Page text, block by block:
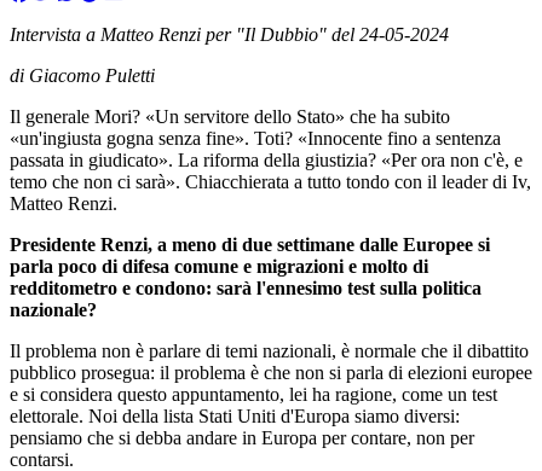
Intervista a Matteo Renzi per "Il Dubbio" del 24-05-2024
di Giacomo Puletti
Il generale Mori? «Un servitore dello Stato» che ha subito
«un'ingiusta gogna senza fine». Toti? «Innocente fino a sentenza
passata in giudicato». La riforma della giustizia? «Per ora non c'è, e
temo che non ci sarà». Chiacchierata a tutto tondo con il leader di Iv,
Matteo Renzi.
Presidente Renzi, a meno di due settimane dalle Europee si
parla poco di difesa comune e migrazioni e molto di
redditometro e condono: sarà l'ennesimo test sulla politica
nazionale?
Il problema non è parlare di temi nazionali, è normale che il dibattito
pubblico prosegua: il problema è che non si parla di elezioni europee
e si considera questo appuntamento, lei ha ragione, come un test
elettorale. Noi della lista Stati Uniti d'Europa siamo diversi:
pensiamo che si debba andare in Europa per contare, non per
contarsi.